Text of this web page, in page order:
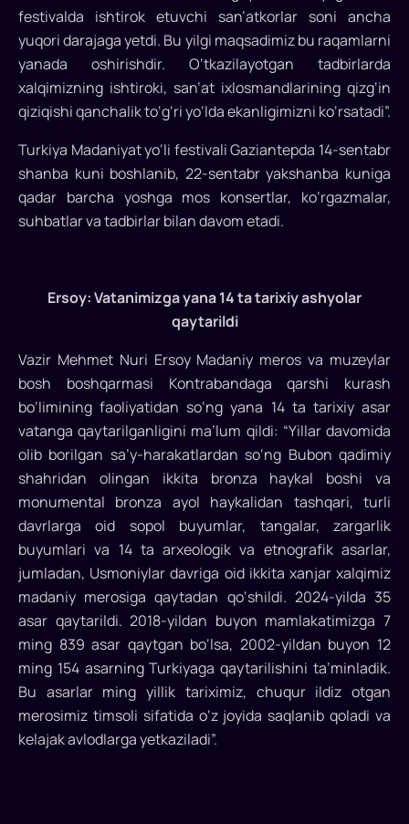
festivalda ishtirok etuvchi san’atkorlar soni ancha
yuqori darajaga yetdi. Bu yilgi maqsadimiz bu raqamlarni
yanada oshirishdir. O‘tkazilayotgan tadbirlarda
xalqimizning ishtiroki, san’at ixlosmandlarining qizg‘in
qiziqishi qanchalik to‘g‘ri yo‘lda ekanligimizni ko‘rsatadi”.
Turkiya Madaniyat yo‘li festivali Gaziantepda 14-sentabr
shanba kuni boshlanib, 22-sentabr yakshanba kuniga
qadar barcha yoshga mos konsertlar, ko’rgazmalar,
suhbatlar va tadbirlar bilan davom etadi.
Ersoy: Vatanimizga yana 14 ta tarixiy ashyolar
qaytarildi
Vazir Mehmet Nuri Ersoy Madaniy meros va muzeylar
bosh boshqarmasi Kontrabandaga qarshi kurash
bo‘limining faoliyatidan so‘ng yana 14 ta tarixiy asar
vatanga qaytarilganligini ma’lum qildi: “Yillar davomida
olib borilgan sa’y-harakatlardan so‘ng Bubon qadimiy
shahridan olingan ikkita bronza haykal boshi va
monumental bronza ayol haykalidan tashqari, turli
davrlarga oid sopol buyumlar, tangalar, zargarlik
buyumlari va 14 ta arxeologik va etnografik asarlar,
jumladan, Usmoniylar davriga oid ikkita xanjar xalqimiz
madaniy merosiga qaytadan qo‘shildi. 2024-yilda 35
asar qaytarildi. 2018-yildan buyon mamlakatimizga 7
ming 839 asar qaytgan bo‘lsa, 2002-yildan buyon 12
ming 154 asarning Turkiyaga qaytarilishini ta’minladik.
Bu asarlar ming yillik tariximiz, chuqur ildiz otgan
merosimiz timsoli sifatida o‘z joyida saqlanib qoladi va
kelajak avlodlarga yetkaziladi”.